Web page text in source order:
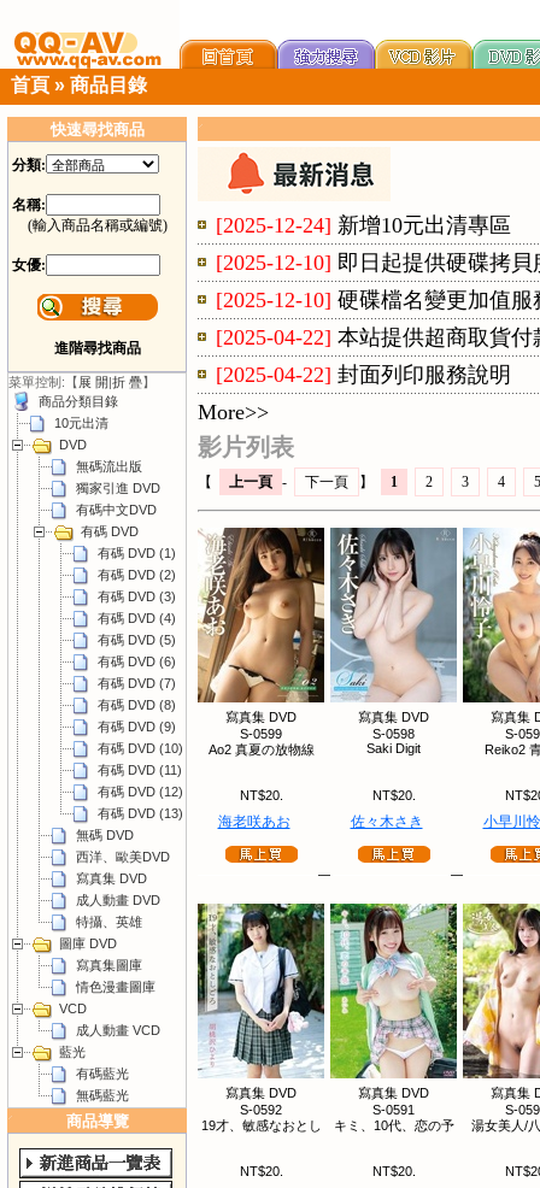
首頁 » 商品目錄
快速尋找商品
分類:
名稱:
(輸入商品名稱或編號)
女優:
進階尋找商品
菜單控制:【展 開|折 疊】
商品分類目錄
10元出清
DVD
無碼流出版
獨家引進 DVD
有碼中文DVD
有碼 DVD
有碼 DVD (1)
有碼 DVD (2)
有碼 DVD (3)
有碼 DVD (4)
有碼 DVD (5)
有碼 DVD (6)
有碼 DVD (7)
有碼 DVD (8)
有碼 DVD (9)
有碼 DVD (10)
有碼 DVD (11)
有碼 DVD (12)
有碼 DVD (13)
無碼 DVD
西洋、歐美DVD
寫真集 DVD
成人動畫 DVD
特攝、英雄
圖庫 DVD
寫真集圖庫
情色漫畫圖庫
VCD
成人動畫 VCD
藍光
有碼藍光
無碼藍光
商品導覽
[2025-12-24] 新增10元出清專區
[2025-12-10] 即日起提供硬碟拷
[2025-12-10] 硬碟檔名變更加值服
[2025-04-22] 本站提供超商取貨付
[2025-04-22] 封面列印服務說明
More>>
影片列表
【 上一頁 - 下一頁 】 1 2 3 4 5
寫真集 DVD
S-0599
Ao2 真夏の放物線
NT$20.
海老咲あお
寫真集 DVD
S-0598
Saki Digit
NT$20.
佐々木さき
寫真集
S-
Reiko2
小早川
寫真集 DVD
S-0592
19才、敏感なおとし
NT$20.
寫真集 DVD
S-0591
キミ、10代、恋の予
NT$20.
寫真集
S-
湯女美人/